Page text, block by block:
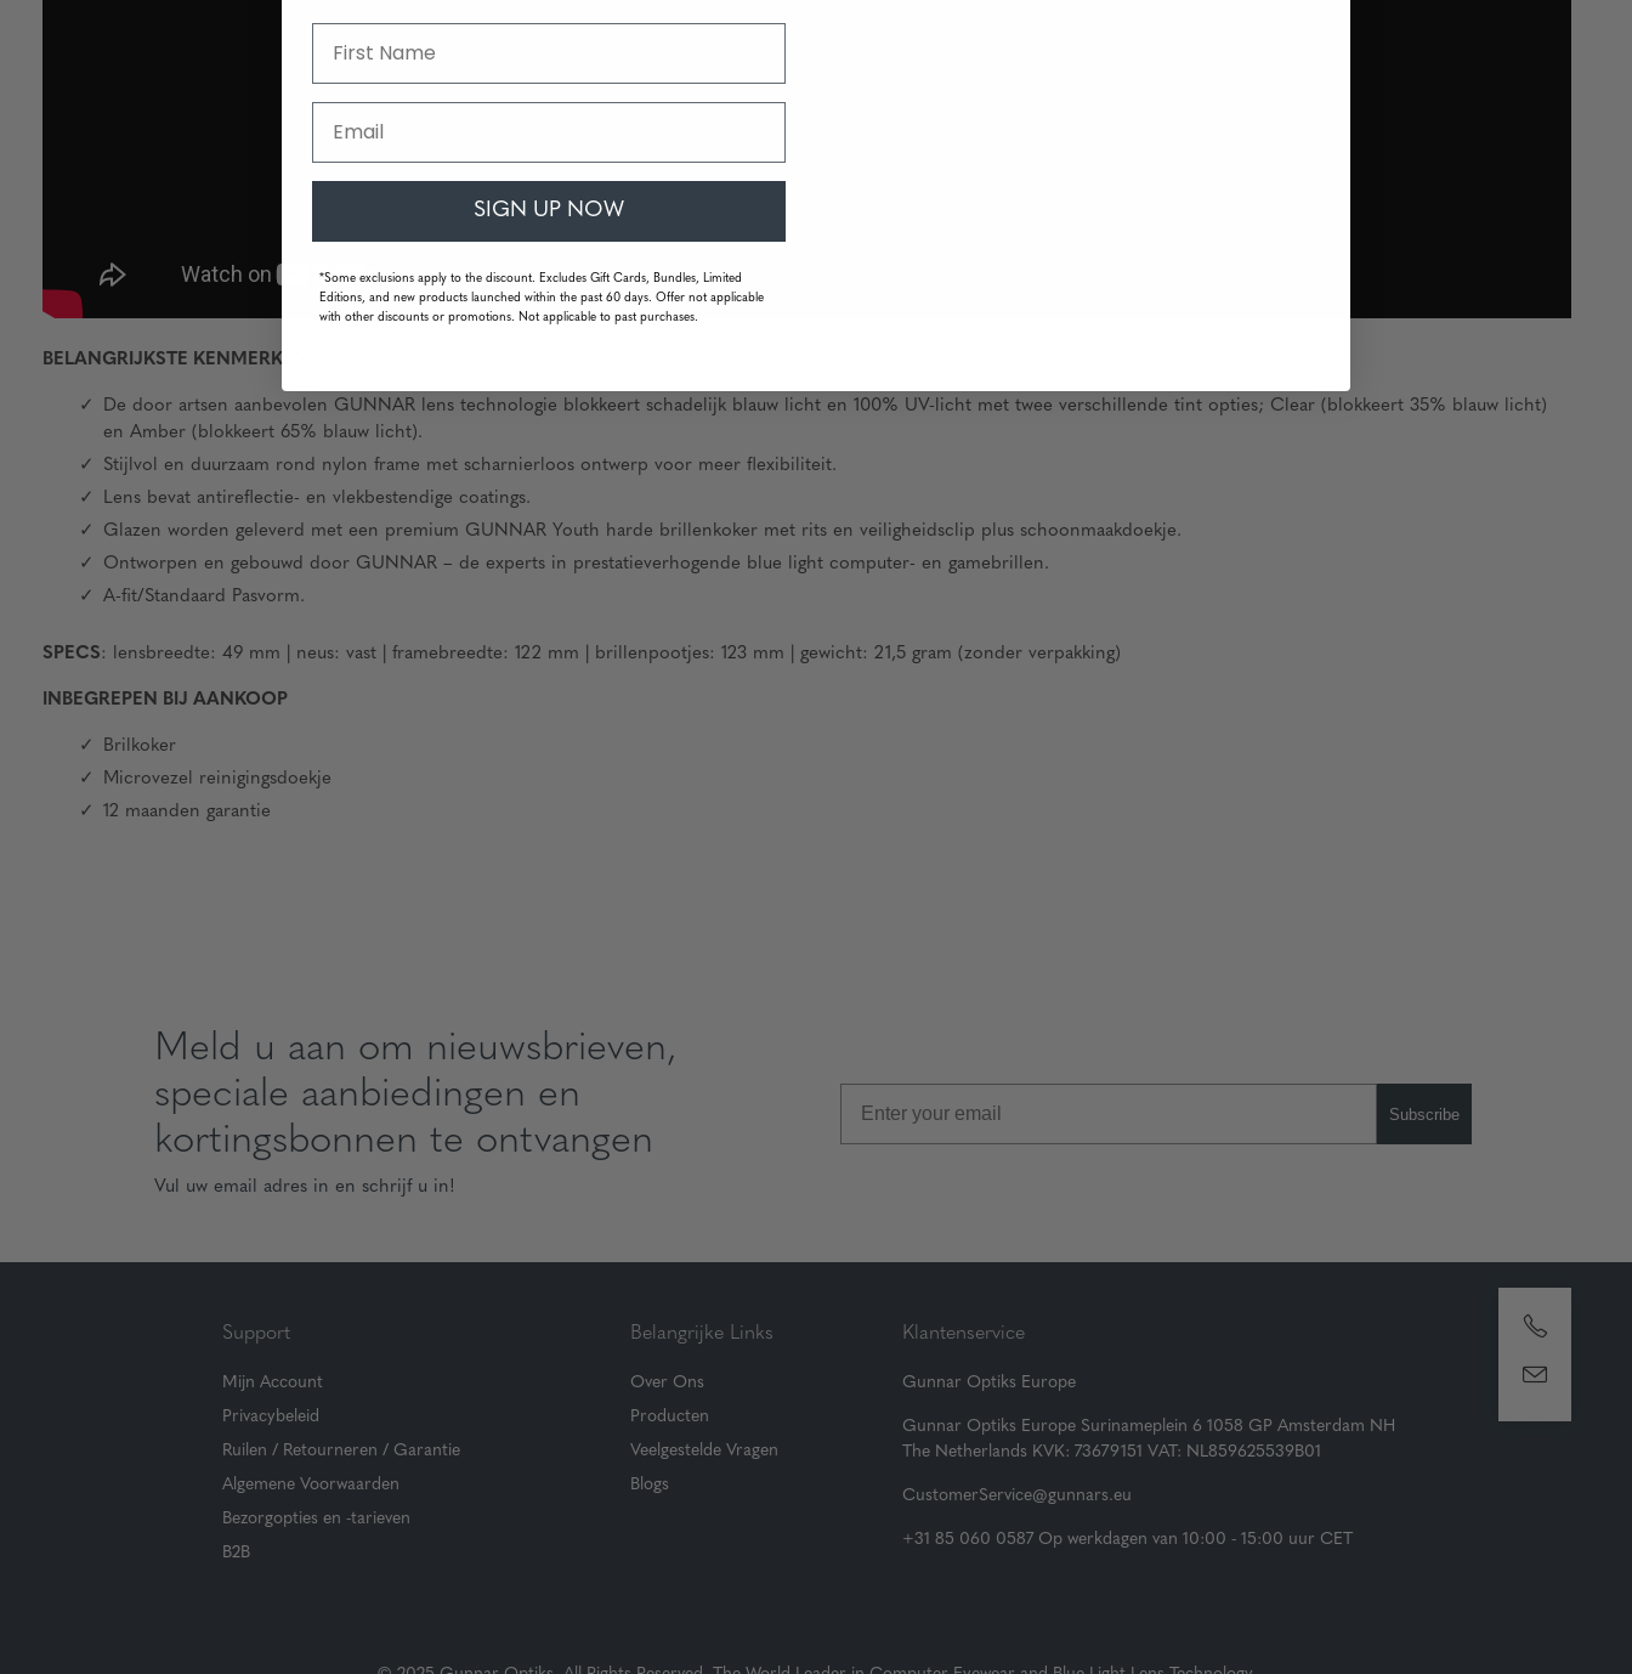
BELANGRIJKSTE KENMERKEN
De door artsen aanbevolen GUNNAR lens technologie blokkeert schadelijk blauw licht en 100% UV-licht met twee verschillende tint opties; Clear (blokkeert 35% blauw licht)
en Amber (blokkeert 65% blauw licht).
Stijlvol en duurzaam rond nylon frame met scharnierloos ontwerp voor meer flexibiliteit.
Lens bevat antireflectie- en vlekbestendige coatings.
Glazen worden geleverd met een premium GUNNAR Youth harde brillenkoker met rits en veiligheidsclip plus schoonmaakdoekje.
Ontworpen en gebouwd door GUNNAR – de experts in prestatieverhogende blue light computer- en gamebrillen.
A-fit/Standaard Pasvorm.
SPECS: lensbreedte: 49 mm | neus: vast | framebreedte: 122 mm | brillenpootjes: 123 mm | gewicht: 21,5 gram (zonder verpakking)
INBEGREPEN BIJ AANKOOP
Brilkoker
Microvezel reinigingsdoekje
12 maanden garantie
Meld u aan om nieuwsbrieven,
speciale aanbiedingen en
kortingsbonnen te ontvangen
Vul uw email adres in en schrijf u in!
Subscribe
Support
Mijn Account
Privacybeleid
Ruilen / Retourneren / Garantie
Algemene Voorwaarden
Bezorgopties en -tarieven
B2B
Belangrijke Links
Over Ons
Producten
Veelgestelde Vragen
Blogs
Klantenservice
Gunnar Optiks Europe
Gunnar Optiks Europe Surinameplein 6 1058 GP Amsterdam NH
The Netherlands KVK: 73679151 VAT: NL859625539B01
CustomerService@gunnars.eu
+31 85 060 0587 Op werkdagen van 10:00 - 15:00 uur CET
SIGN UP NOW
*Some exclusions apply to the discount. Excludes Gift Cards, Bundles, Limited
Editions, and new products launched within the past 60 days. Offer not applicable
with other discounts or promotions. Not applicable to past purchases.